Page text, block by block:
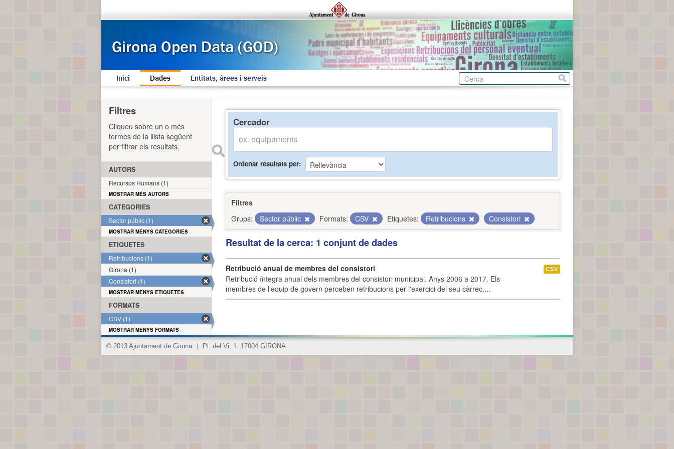
Inici Dades Entitats, àrees i serveis
Cercador
Ordenar resultats per
Filtres
Grups:
Sector públic Formats: CSV Etiquetes: Retribucions Consistori
Resultat de la cerca: 1 conjunt de dades
Retribució anual de membres del consistori
Retribució íntegra anual dels membres del consistori municipal. Anys 2006 a 2017. Els
membres de l'equip de govern perceben retribucions per l'exercici del seu càrrec,...
CSV
Filtres
Cliqueu sobre un o més
termes de la llista següent
per filtrar els resultats.
AUTORS
Recursos Humans (1)
MOSTRAR MÉS AUTORS
CATEGORIES
Sector públic (1)
MOSTRAR MENYS CATEGORIES
ETIQUETES
Retribucions (1)
Girona (1)
Consistori (1)
MOSTRAR MENYS ETIQUETES
FORMATS
CSV (1)
MOSTRAR MENYS FORMATS
© 2013 Ajuntament de Girona Pl. del Vi, 1. 17004 GIRONA